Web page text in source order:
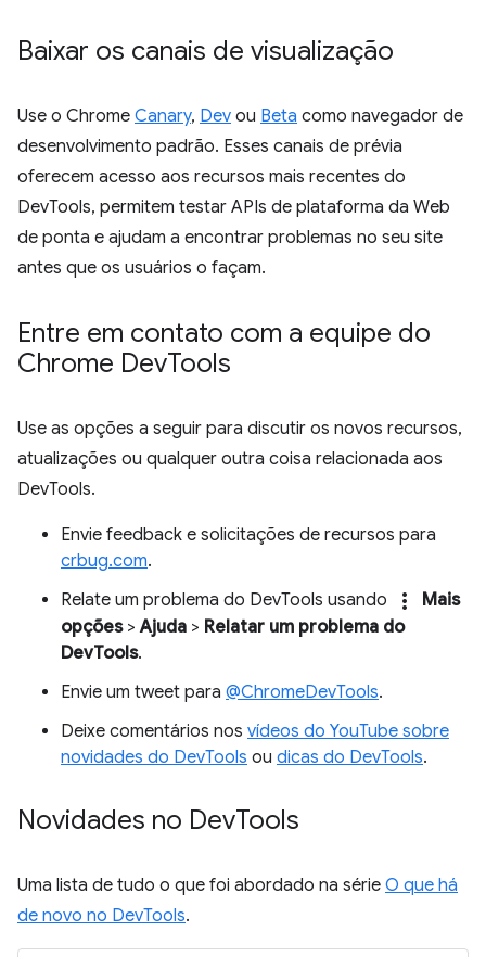
Baixar os canais de visualização
Use o Chrome Canary, Dev ou Beta como navegador de
desenvolvimento padrão. Esses canais de prévia
oferecem acesso aos recursos mais recentes do
DevTools, permitem testar APIs de plataforma da Web
de ponta e ajudam a encontrar problemas no seu site
antes que os usuários o façam.
Entre em contato com a equipe do
Chrome DevTools
Use as opções a seguir para discutir os novos recursos,
atualizações ou qualquer outra coisa relacionada aos
DevTools.
Envie feedback e solicitações de recursos para
crbug.com.
Relate um problema do DevTools usando
more_vert
Mais
opções>Ajuda > Relatar um problema do
DevTools.
Envie um tweet para @ChromeDevTools.
Deixe comentários nos vídeos do YouTube sobre
novidades do DevTools ou dicas do DevTools.
Novidades no DevTools
Uma lista de tudo o que foi abordado na série O que há
de novo no DevTools.